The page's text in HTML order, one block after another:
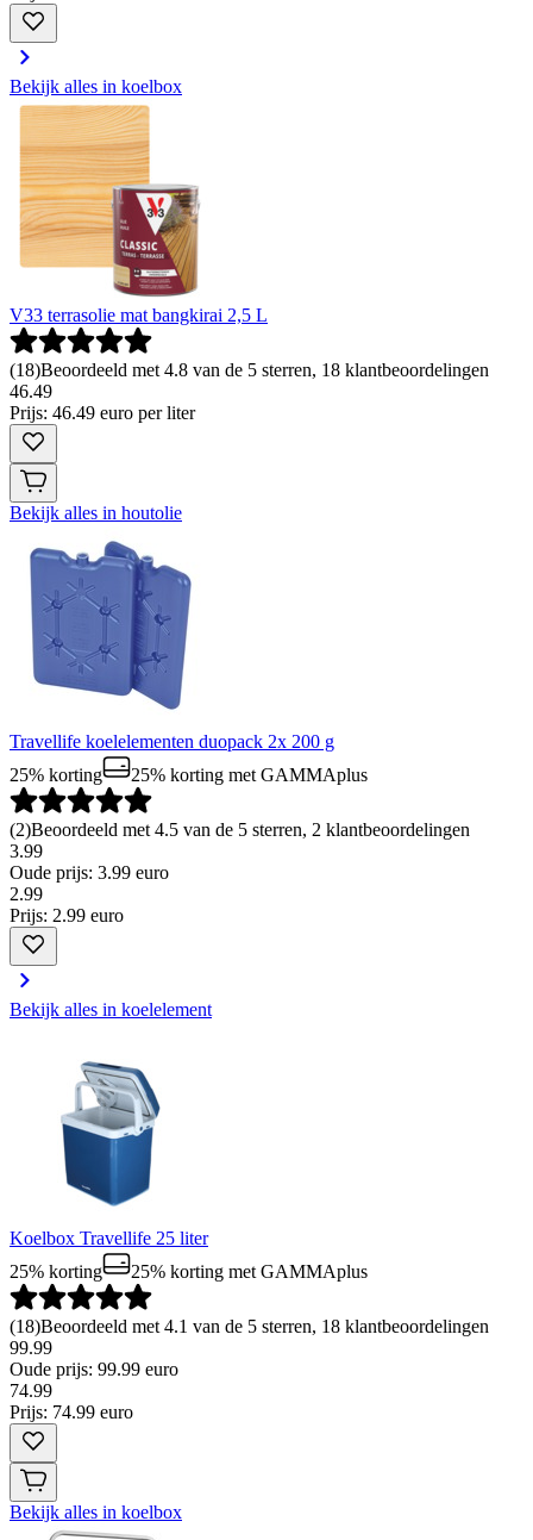
Bekijk alles in koelbox
V33 terrasolie mat bangkirai 2,5 L
(18)Beoordeeld met 4.8 van de 5 sterren, 18 klantbeoordelingen
46.49
Prijs: 46.49 euro per liter
Bekijk alles in houtolie
Travellife koelelementen duopack 2x 200 g
25% korting
25% korting met GAMMAplus
(2)Beoordeeld met 4.5 van de 5 sterren, 2 klantbeoordelingen
3.99
Oude prijs: 3.99 euro
2.99
Prijs: 2.99 euro
Bekijk alles in koelelement
Koelbox Travellife 25 liter
25% korting
25% korting met GAMMAplus
(18)Beoordeeld met 4.1 van de 5 sterren, 18 klantbeoordelingen
99.99
Oude prijs: 99.99 euro
74.99
Prijs: 74.99 euro
Bekijk alles in koelbox